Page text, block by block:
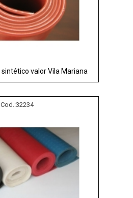
sintético valor Vila Mariana
Cod.:32234